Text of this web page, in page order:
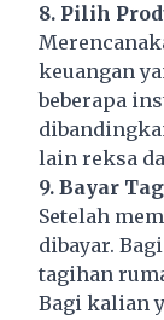
8. Pilih
keuangan
beberapa
lain reksa
9. Bayar
Setelah
dibayar.
tagihan
Bagi kalian